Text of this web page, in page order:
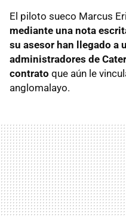
El piloto sueco Marcus
mediante una nota
su asesor han llegado a
administradores de
contrato que aún le
anglomalayo.